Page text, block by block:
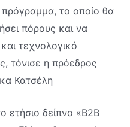
το οποίο θα
πόρους και να
τεχνολογικό
τόνισε η πρόεδρος
Κατσέλη
ετήσιο δείπνο «B2B